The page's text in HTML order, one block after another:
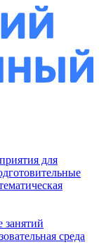
для
занятий
среда